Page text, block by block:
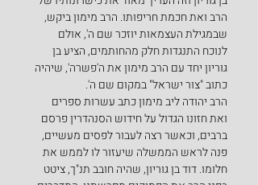
הרב ואת חכמת חריפותו. הרב מימון ביקש,
שבמגילת העצמאות יוזכר שם ה', אולם
לנוכח התנגדות חלק מהחותמים, הציע בן
גוריון יחד עם הרב מימון את ה'פשרה', שיהיה
כתוב "צור ישראל" במקום שם ה'.
הרב יהודה ליב מימון כתב עשרות ספרים
ואת חזונו הגדול על חידוש הסנהדרין פרסם
ברבים, וכאשר רצה לעבור לפסים מעשיים,
פנה לראש הממשלה שיעזור לו לממש את
חלומו. דוד בן גוריון, שהיה חובב תנ"ך, ציטט